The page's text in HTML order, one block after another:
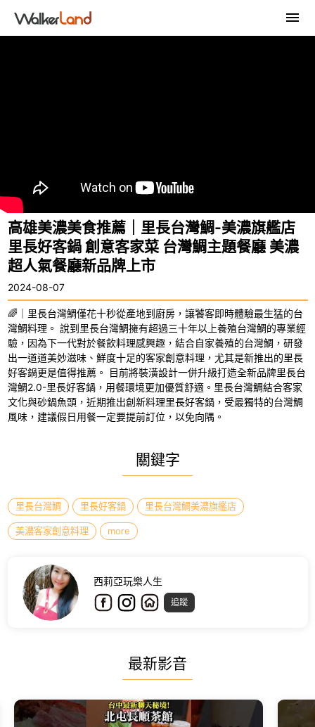
高雄美濃美食推薦｜里長台灣鯛-美濃旗艦店
里長好客鍋 創意客家菜 台灣鯛主題餐廳 美濃
超人氣餐廳新品牌上市
2024-08-07
🌈｜里長台灣鯛僅花十秒從產地到廚房，讓饕客即時體驗最生猛的台
灣鯛料理。 說到里長台灣鯛擁有超過三十年以上養殖台灣鯛的專業經
驗，因為下一代對於餐飲料理感興趣，結合自家養殖的台灣鯛，研發
出一道道美妙滋味、鮮度十足的客家創意料理，尤其是新推出的里長
好客鍋更是值得推薦。 目前將裝潢設計一併升級打造全新品牌里長台
灣鯛2.0-里長好客鍋，用餐環境更加優質舒適。里長台灣鯛結合客家
文化與砂鍋魚頭，近期推出創新料理里長好客鍋，受最獨特的台灣鯛
風味，建議假日用餐一定要提前訂位，以免向隅。
關鍵字
里長台灣鯛 里長好客鍋 里長台灣鯛美濃旗艦店
美濃客家創意料理 more
西莉亞玩樂人生
追蹤
最新影音